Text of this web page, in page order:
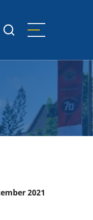
2021